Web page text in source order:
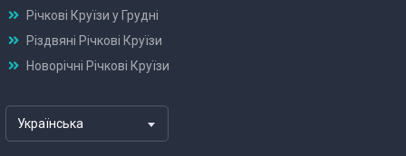
Річкові Круїзи у Грудні
Різдвяні Річкові Круїзи
Новорічні Річкові Круїзи
Українська